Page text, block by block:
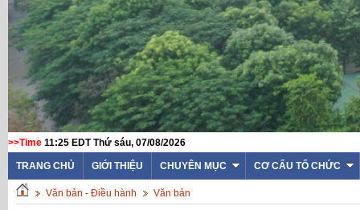
>>Time 11:25 EDT Thứ sáu, 07/08/2026
TRANG CHỦ GIỚI THIỆU CHUYÊN MỤC CƠ CẤU TỔ CHỨC
Văn bản - Điều hành Văn bản